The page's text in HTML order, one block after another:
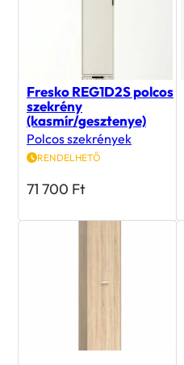
Fresko REG1D2S polcos
szekrény
(kasmír/gesztenye)
Polcos szekrények
RENDELHETŐ
71 700 Ft